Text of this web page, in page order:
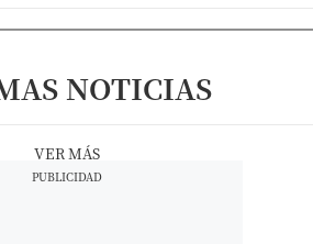
NOTICIAS
VER MÁS